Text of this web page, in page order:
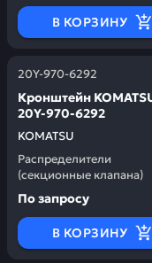
В КОРЗИНУ
20Y-970-6292
KOMATSU
Кронштейн
20Y-970-6292
Распределители
(секционные клапана)
Заказывая
По запросу
В КОРЗИНУ